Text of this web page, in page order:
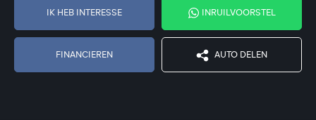
IK HEB INTERESSE INRUILVOORSTEL
FINANCIEREN AUTO DELEN